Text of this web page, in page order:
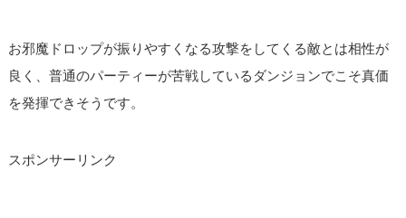
お邪魔ドロップが振りやすくなる攻撃をしてくる敵とは相性が
良く、普通のパーティーが苦戦しているダンジョンでこそ真価
を発揮できそうです。
スポンサーリンク